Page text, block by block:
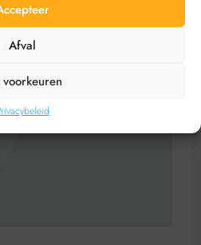
Afval